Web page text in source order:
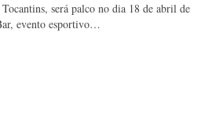
será palco no dia 18 de abril de
evento esportivo…